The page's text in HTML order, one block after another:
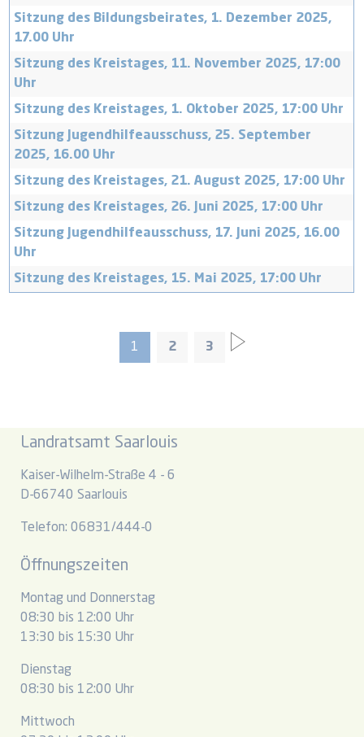
Sitzung des Bildungsbeirates, 1. Dezember 2025,
17.00 Uhr
Sitzung des Kreistages, 11. November 2025, 17:00
Uhr
Sitzung des Kreistages, 1. Oktober 2025, 17:00 Uhr
Sitzung Jugendhilfeausschuss, 25. September
2025, 16.00 Uhr
Sitzung des Kreistages, 21. August 2025, 17:00 Uhr
Sitzung des Kreistages, 26. Juni 2025, 17:00 Uhr
Sitzung Jugendhilfeausschuss, 17. Juni 2025, 16.00
Uhr
Sitzung des Kreistages, 15. Mai 2025, 17:00 Uhr
1 2 3
Landratsamt Saarlouis
Kaiser-Wilhelm-Straße 4 - 6
D-66740 Saarlouis
Telefon: 06831/444-0
Öffnungszeiten
Montag und Donnerstag
08:30 bis 12:00 Uhr
13:30 bis 15:30 Uhr
Dienstag
08:30 bis 12:00 Uhr
Mittwoch